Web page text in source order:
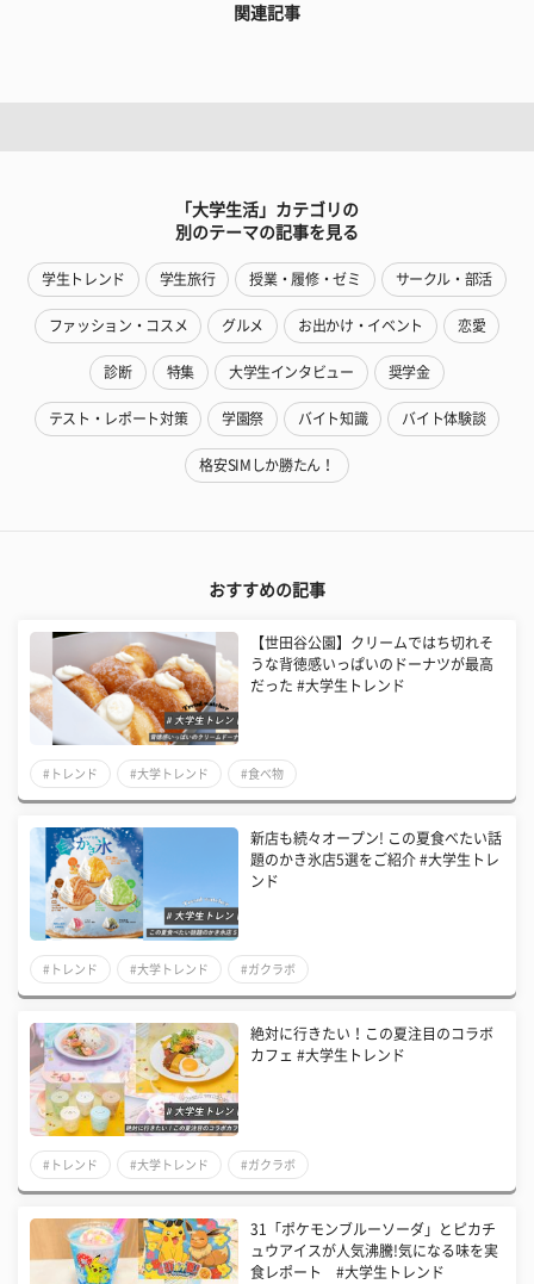
関連記事
「大学生活」カテゴリの
別のテーマの記事を見る
学生トレンド 学生旅行 授業・履修・ゼミ サークル・部活
ファッション・コスメ グルメ お出かけ・イベント 恋愛
診断 特集 大学生インタビュー 奨学金
テスト・レポート対策 学園祭 バイト知識 バイト体験談
格安SIMしか勝たん！
おすすめの記事
【世田谷公園】クリームではち切れそ
うな背徳感いっぱいのドーナツが最高
だった #大学生トレンド
#トレンド #大学トレンド #食べ物
新店も続々オープン! この夏食べたい話
題のかき氷店5選をご紹介 #大学生トレ
ンド
#トレンド #大学トレンド #ガクラボ
絶対に行きたい！この夏注目のコラボ
カフェ #大学生トレンド
#トレンド #大学トレンド #ガクラボ
31「ポケモンブルーソーダ」とピカチ
ュウアイスが人気沸騰!気になる味を実
食レポート #大学生トレンド